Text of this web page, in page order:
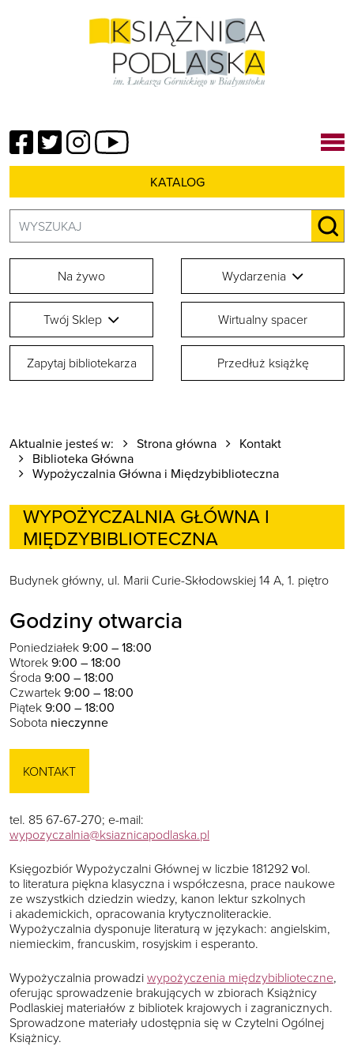
KATALOG
Facebook
TwitterInstagram
YouTube
Na żywo Wydarzenia
Twój Sklep Wirtualny spacer
Zapytaj bibliotekarza Przedłuż książkę
Aktualnie jesteś w: Strona główna
Kontakt
Biblioteka Główna
Wypożyczalnia Główna i Międzybiblioteczna
WYPOŻYCZALNIA GŁÓWNA I
MIĘDZYBIBLIOTECZNA
Budynek główny, ul. Marii Curie-Skłodowskiej 14 A, 1. piętro
Godziny otwarcia
Poniedziałek9:00 – 18:00
Wtorek9:00 – 18:00
Środa 9:00 – 18:00
Czwartek9:00 – 18:00
Piątek9:00 – 18:00
Sobota nieczynne
KONTAKT
tel. 85 67-67-270; e-mail:
wypozyczalnia@ksiaznicapodlaska.pl
Księgozbiór Wypożyczalni Głównej w liczbie 181292 vol.
to literatura piękna klasyczna i współczesna, prace naukowe
ze wszystkich dziedzin wiedzy, kanon lektur szkolnych
i akademickich, opracowania krytycznoliterackie.
Wypożyczalnia dysponuje literaturą w językach: angielskim,
niemieckim, francuskim, rosyjskim i esperanto.
Wypożyczalnia prowadziwypożyczenia międzybiblioteczne,
oferując sprowadzenie brakujących w zbiorach Książnicy
Podlaskiej materiałów z bibliotek krajowych i zagranicznych.
Sprowadzone materiały udostępnia się w Czytelni Ogólnej
Książnicy.